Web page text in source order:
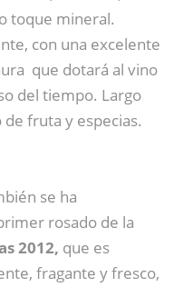
toque mineral.
con una excelente
que dotará al vino
del tiempo. Largo
fruta y especias.
se ha
rosado de la
2012, que es
fragante y fresco,